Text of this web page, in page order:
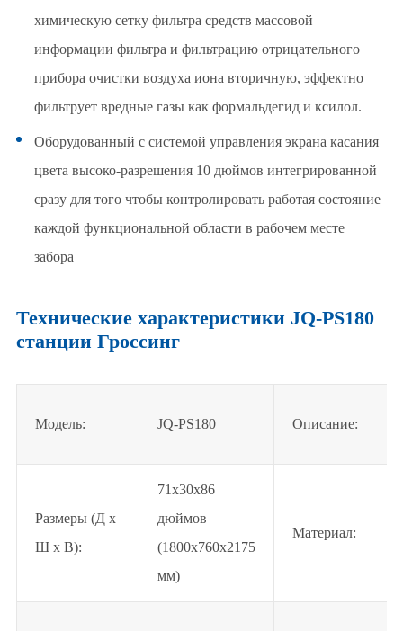
химическую сетку фильтра средств массовой
информации фильтра и фильтрацию отрицательного
прибора очистки воздуха иона вторичную, эффектно
фильтрует вредные газы как формальдегид и ксилол.
Оборудованный с системой управления экрана касания
цвета высоко-разрешения 10 дюймов интегрированной
сразу для того чтобы контролировать работая состояние
каждой функциональной области в рабочем месте
забора
Технические характеристики JQ-PS180
станции Гроссинг
Модель: JQ-PS180 Описание:
Размеры (Д x
Ш x В):
71x30x86
дюймов
(1800x760x2175
мм)
Материал: